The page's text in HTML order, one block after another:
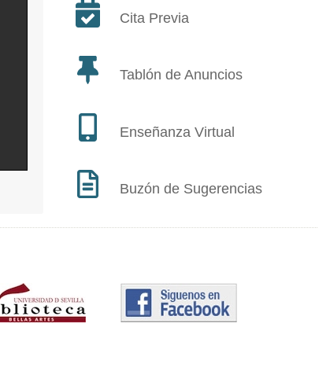
Cita Previa
Tablón de Anuncios
Enseñanza Virtual
Buzón de Sugerencias